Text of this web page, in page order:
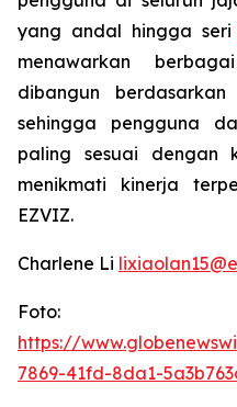
yang andal hingga seri
menawarkan
dibangun
sehingga pengguna
paling sesuai dengan
menikmati kinerja
EZVIZ.
Charlene Li
Foto:
https://
7869-41fd-8da1-